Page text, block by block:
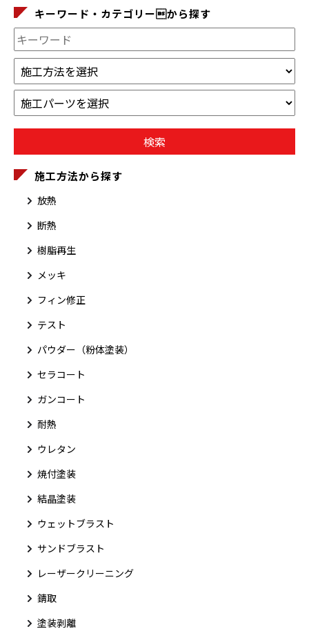
キーワード・カテゴリーから探す
施工方法から探す
放熱
断熱
樹脂再生
メッキ
フィン修正
テスト
パウダー（粉体塗装）
セラコート
ガンコート
耐熱
ウレタン
焼付塗装
結晶塗装
ウェットブラスト
サンドブラスト
レーザークリーニング
錆取
塗装剥離